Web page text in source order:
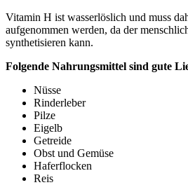
Vitamin H ist wasserlöslich und muss
aufgenommen werden, da der
synthetisieren kann.
Folgende Nahrungsmittel sind gute
Nüsse
Rinderleber
Pilze
Eigelb
Getreide
Obst und Gemüse
Haferflocken
Reis